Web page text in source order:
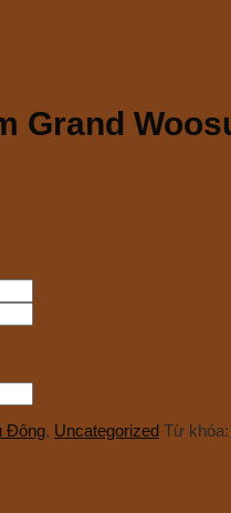
Grand
Đông, Uncategorized Từ khóa: